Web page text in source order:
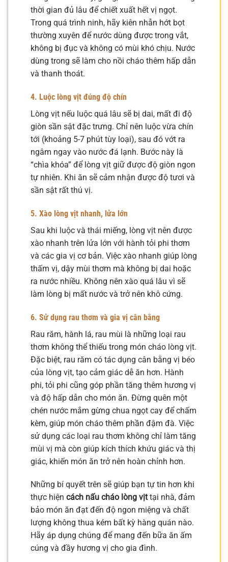
thời gian đủ lâu để chiết xuất hết vị ngọt.
Trong quá trình ninh, hãy kiên nhẫn hớt bọt
thường xuyên để nước dùng được trong vắt,
không bị đục và không có mùi khó chịu. Nước
dùng trong sẽ làm cho nồi cháo thêm hấp dẫn
và thanh thoát.
4. Luộc lòng vịt đúng độ chín
Lòng vịt nếu luộc quá lâu sẽ bị dai, mất đi độ
giòn sần sật đặc trưng. Chỉ nên luộc vừa chín
tới (khoảng 5-7 phút tùy loại), sau đó vớt ra
ngâm ngay vào nước đá lạnh. Bước này là
“chìa khóa” để lòng vịt giữ được độ giòn ngon
tự nhiên. Khi ăn sẽ cảm nhận được độ tươi và
sần sật rất thú vị.
5. Xào lòng vịt nhanh, lửa lớn
Sau khi luộc và thái miếng, lòng vịt nên được
xào nhanh trên lửa lớn với hành tỏi phi thơm
và các gia vị cơ bản. Việc xào nhanh giúp lòng
thấm vị, dậy mùi thơm mà không bị dai hoặc
ra nước nhiều. Không nên xào quá lâu vì sẽ
làm lòng bị mất nước và trở nên khô cứng.
6. Sử dụng rau thơm và gia vị cân bằng
Rau răm, hành lá, rau mùi là những loại rau
thơm không thể thiếu trong món cháo lòng vịt.
Đặc biệt, rau răm có tác dụng cân bằng vị béo
của lòng vịt, tạo cảm giác dễ ăn hơn. Hành
phi, tỏi phi cũng góp phần tăng thêm hương vị
và độ hấp dẫn cho món ăn. Đừng quên một
chén nước mắm gừng chua ngọt cay để chấm
kèm, giúp món cháo thêm phần đậm đà. Việc
sử dụng các loại rau thơm không chỉ làm tăng
mùi vị mà còn giúp kích thích khứu giác và thị
giác, khiến món ăn trở nên hoàn chỉnh hơn.
Những bí quyết trên sẽ giúp bạn tự tin hơn khi
thực hiện cách nấu cháo lòng vịttại nhà, đảm
bảo món ăn đạt đến độ ngon miệng và chất
lượng không thua kém bất kỳ hàng quán nào.
Hãy áp dụng chúng để mang đến bữa ăn ấm
cúng và đầy hương vị cho gia đình.